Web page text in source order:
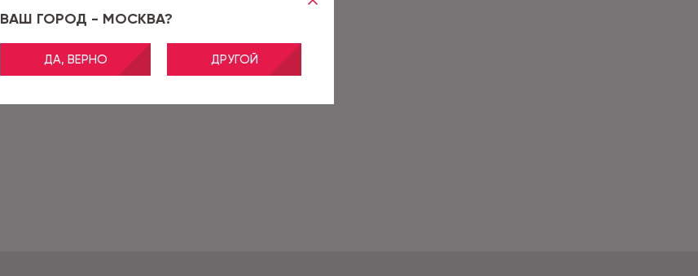
ВАШ ГОРОД - МОСКВА?
ДА, ВЕРНО ДРУГОЙ